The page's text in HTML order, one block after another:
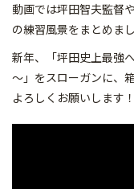
動画では坪田智夫監督
の練習風景をまとめま
新年、「坪田史上最強
～」をスローガンに、
よろしくお願いします！